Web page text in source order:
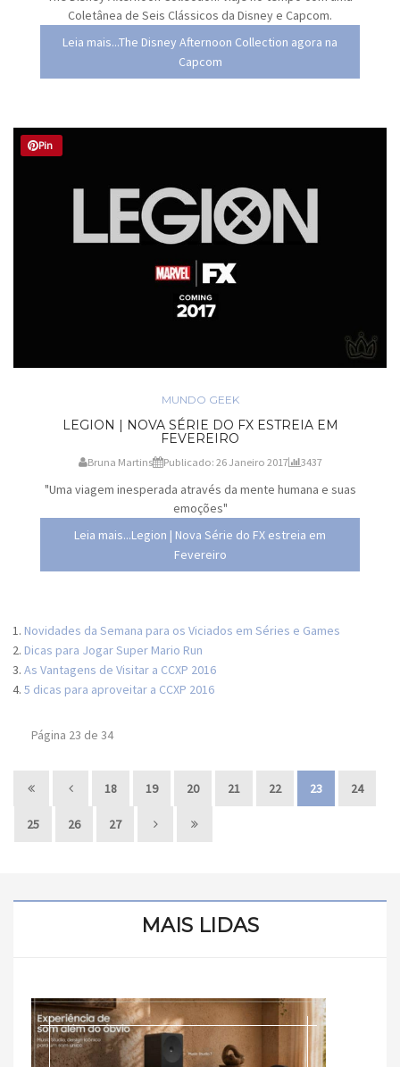
Coletânea de Seis Clássicos da Disney e Capcom.
Leia mais...The Disney Afternoon Collection agora na
Capcom
Pin
MUNDO GEEK
LEGION | NOVA SÉRIE DO FX ESTREIA EM
FEVEREIRO
Bruna Martins Publicado: 26 Janeiro 2017 3437
"Uma viagem inesperada através da mente humana e suas
emoções"
Leia mais...Legion | Nova Série do FX estreia em
Fevereiro
Novidades da Semana para os Viciados em Séries e Games
Dicas para Jogar Super Mario Run
As Vantagens de Visitar a CCXP 2016
5 dicas para aproveitar a CCXP 2016
Página 23 de 34
18 19 20 21 22 23 24
25 26 27
MAIS LIDAS